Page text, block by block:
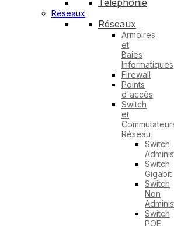
Téléphonie
Réseaux
Réseaux
Armoires
et
Baies
Informatiques
Firewall
Points
d'accès
Switch
et
Réseau
Switch
Switch
Gigabit
Switch
Non
Switch
POE